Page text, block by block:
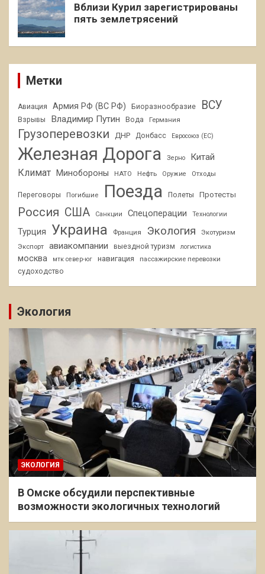
Вблизи Курил зарегистрированы
пять землетрясений
Метки
Авиация Армия РФ (ВС РФ) Биоразнообразие ВСУ
Взрывы Владимир Путин Вода Германия
Грузоперевозки ДНР Донбасс Евросоюз (ЕС)
Железная Дорога Зерно Китай
Климат Минобороны НАТО Нефть Оружие Отходы
Переговоры Погибшие Поезда Полеты Протесты
Россия США Санкции Спецоперации Технологии
Турция Украина Франция Экология
Экотуризм
Экспорт
авиакомпании выездной туризм логистика
москва мтк север-юг навигация
пассажирские перевозки
судоходство
Экология
ЭКОЛОГИЯ
В Омске обсудили перспективные
возможности экологичных технологий